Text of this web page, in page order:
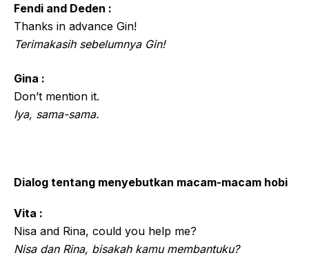
Fendi and Deden :
Thanks in advance Gin!
Terimakasih sebelumnya Gin!
Gina :
Don’t mention it.
Iya, sama-sama.
Dialog tentang menyebutkan macam-macam hobi
Vita :
Nisa and Rina, could you help me?
Nisa dan Rina, bisakah kamu membantuku?